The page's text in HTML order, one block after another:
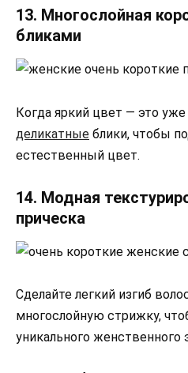
13. Многослойная
бликами
Когда яркий цвет — это
деликатные блики, чтобы
естественный цвет.
14. Модная
прическа
Сделайте легкий изгиб
многослойную стрижку,
уникального женственного